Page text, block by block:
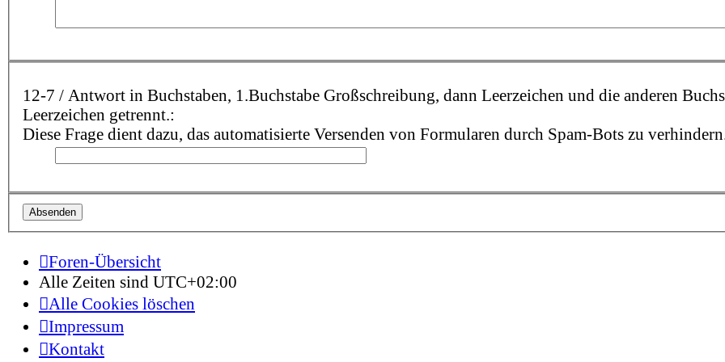
12-7 / Antwort in Buchstaben, 1.Buchstabe Großschreibung, dann Leerzeichen und die anderen Buchstaben jeweils Kleinschreibung mit jeweils einem
Leerzeichen getrennt.:
Diese Frage dient dazu, das automatisierte Versenden von Formularen durch Spam-Bots zu
Foren-Übersicht
Alle Zeiten sind UTC+02:00
Alle Cookies löschen
Impressum
Kontakt